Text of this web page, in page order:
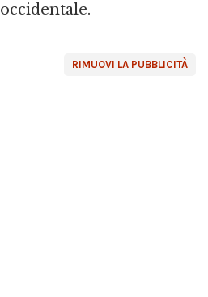
occidentale.
RIMUOVI LA PUBBLICITÀ